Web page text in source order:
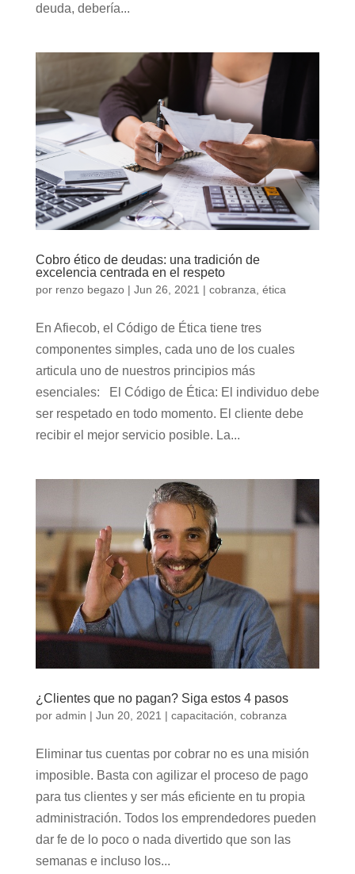
deuda, debería...
Cobro ético de deudas: una tradición de
excelencia centrada en el respeto
por renzo begazo| Jun 26, 2021 | cobranza ética
En Afiecob, el Código de Ética tiene tres
componentes simples, cada uno de los cuales
articula uno de nuestros principios más
esenciales: El Código de Ética: El individuo debe
ser respetado en todo momento. El cliente debe
recibir el mejor servicio posible. La...
¿Clientes que no pagan? Siga estos 4 pasos
por admin | Jun 20, 2021 | capacitación cobranza
Eliminar tus cuentas por cobrar no es una misión
imposible. Basta con agilizar el proceso de pago
para tus clientes y ser más eficiente en tu propia
administración. Todos los emprendedores pueden
dar fe de lo poco o nada divertido que son las
semanas e incluso los...